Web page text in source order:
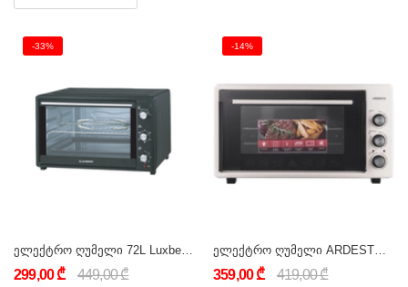
-33%
299,00 ₾ 449,00 ₾
-14%
359,00 ₾ 419,00 ₾